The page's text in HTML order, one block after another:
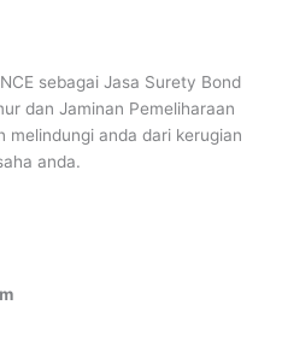
sebagai Jasa Surety Bond
dan Jaminan Pemeliharaan
anda dari kerugian
anda.